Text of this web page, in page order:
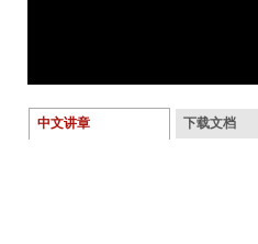
中文讲章 下载文档